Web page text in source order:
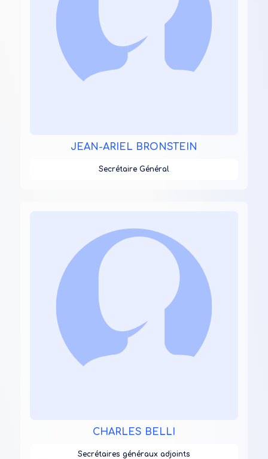
JEAN-ARIEL BRONSTEIN
Secrétaire Général
CHARLES BELLI
Secrétaires généraux adjoints